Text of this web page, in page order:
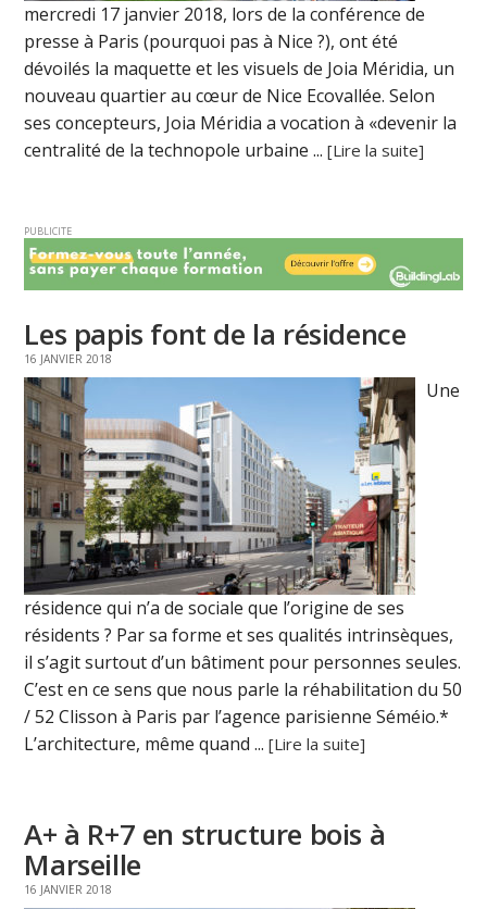
mercredi 17 janvier 2018, lors de la conférence de
presse à Paris (pourquoi pas à Nice ?), ont été
dévoilés la maquette et les visuels de Joia Méridia, un
nouveau quartier au cœur de Nice Ecovallée. Selon
ses concepteurs, Joia Méridia a vocation à «devenir la
centralité de la technopole urbaine ...[Lire la suite]
PUBLICITE
Les papis font de la résidence
16 JANVIER 2018
Une
résidence qui n’a de sociale que l’origine de ses
résidents ? Par sa forme et ses qualités intrinsèques,
il s’agit surtout d’un bâtiment pour personnes seules.
C’est en ce sens que nous parle la réhabilitation du 50
/ 52 Clisson à Paris par l’agence parisienne Séméio.*
L’architecture, même quand ...[Lire la suite]
A+ à R+7 en structure bois à
Marseille
16 JANVIER 2018